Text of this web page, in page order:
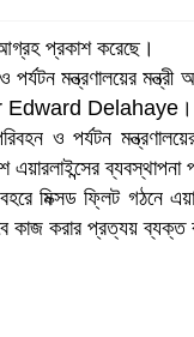
আগ্রহ প্রকাশ করেছে।
মন্ত্রণালয়ের
Mr Edward Delahaye।
ও পর্যটন
এয়ারলাইন্সের
মিক্সড ফ্লিট গঠনে
কাজ করার প্রত্যয়